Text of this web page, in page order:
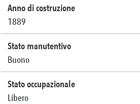
Anno di costruzione
1889
Stato manutentivo
Buono
Stato occupazionale
Libero